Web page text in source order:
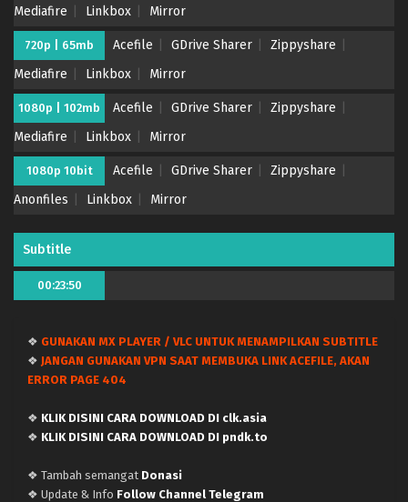
Mediafire
Linkbox Mirror
720p | 65mb Acefile GDrive Sharer
Zippyshare
Mediafire
Linkbox Mirror
1080p | 102mb Acefile GDrive Sharer
Zippyshare
Mediafire
Linkbox Mirror
1080p 10bit Acefile GDrive Sharer
Zippyshare
Anonfiles
Linkbox Mirror
Subtitle
00:23:50
❖ GUNAKAN MX PLAYER / VLC UNTUK MENAMPILKAN SUBTITLE
❖ JANGAN GUNAKAN VPN SAAT MEMBUKA LINK ACEFILE, AKAN
ERROR PAGE 404
❖ KLIK DISINI CARA DOWNLOAD DI clk.asia
❖ KLIK DISINI CARA DOWNLOAD DI pndk.to
❖ Tambah semangat Donasi
❖ Update & Info Follow Channel Telegram
Tensei shitara Ken Deshita – (Batch 01-12) (Dual
Eps Batch (END) - December 15, 2022